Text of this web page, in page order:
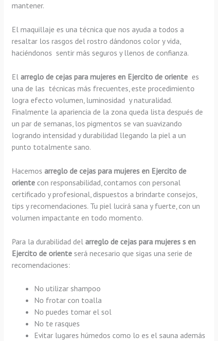
mantener.
El maquillaje es una técnica que nos ayuda a todos a
resaltar los rasgos del rostro dándonos color y vida,
haciéndonos sentir más seguros y llenos de confianza.
El arreglo de cejas para mujeres en Ejercito de oriente es
una de las técnicas más frecuentes, este procedimiento
logra efecto volumen, luminosidad y naturalidad.
Finalmente la apariencia de la zona queda lista después de
un par de semanas, los pigmentos se van suavizando
logrando intensidad y durabilidad llegando la piel a un
punto totalmente sano.
Hacemos arreglo de cejas para mujeres en Ejercito de
orientecon responsabilidad, contamos con personal
certificado y profesional, dispuestos a brindarte consejos,
tips y recomendaciones. Tu piel lucirá sana y fuerte, con un
volumen impactante en todo momento.
Para la durabilidad del arreglo de cejas para mujeres s en
Ejercito de oriente será necesario que sigas una serie de
recomendaciones:
No utilizar shampoo
No frotar con toalla
No puedes tomar el sol
No te rasques
Evitar lugares húmedos como lo es el sauna además